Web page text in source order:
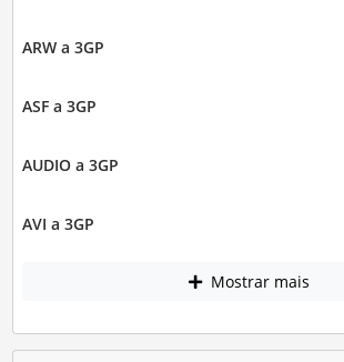
ARW a 3GP
ASF a 3GP
AUDIO a 3GP
AVI a 3GP
Mostrar mais